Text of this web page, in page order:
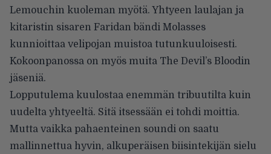
Lemouchin kuoleman myötä. Yhtyeen laulajan ja
kitaristin sisaren Faridan bändi Molasses
kunnioittaa velipojan muistoa tutunkuuloisesti.
Kokoonpanossa on myös muita The Devil’s Bloodin
jäseniä.
Lopputulema kuulostaa enemmän tribuutilta kuin
uudelta yhtyeeltä. Sitä itsessään ei tohdi moittia.
Mutta vaikka pahaenteinen soundi on saatu
mallinnettua hyvin, alkuperäisen biisintekijän sielu